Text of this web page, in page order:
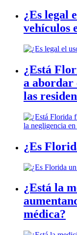
¿Es legal
vehículos
¿Está
a abordar
las
¿Es
¿Está la
médica?